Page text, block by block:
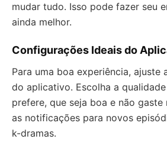
mudar tudo. Isso pode fazer seu
ainda melhor.
Configurações Ideais do
Para uma boa experiência, ajuste
do aplicativo. Escolha a
prefere, que seja boa e não
as notificações para novos
k-dramas.